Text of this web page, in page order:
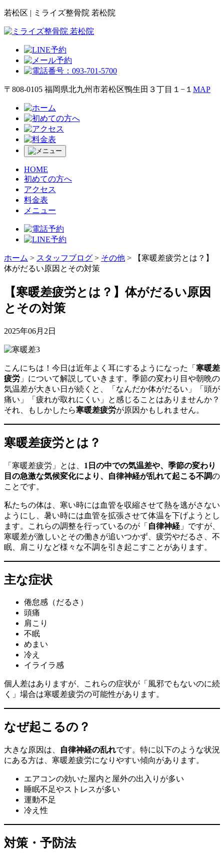
若松区 | ミライズ整骨院 若松院
〒808-0105 福岡県北九州市若松区鴨生田３丁目１−１ MAP
HOME
初めての方へ
アクセス
料金表
メニュー
ホーム > スタッフブログ > その他 >
【寒暖差疲労とは？】
体がだるい原因とその対策
【寒暖差疲労とは？】体がだるい原因
とその対策
2025年06月2日
こんにちは！今日は近年よく耳にするようになった「 寒暖差
疲労 」について解説していきます。季節の変わり目や朝晩の
気温差が大きい日が続くと、「なんだか体がだるい」「頭が
痛い」「疲れが取れにくい」と感じることはありませんか？
それ、もしかしたら寒暖差疲労が原因かもしれません。
寒暖差疲労とは？
「寒暖差疲労」とは、 1日の中での気温差や、季節の変わり
目の急激な気候変化により、自律神経が乱れて起こる不調の
ことです。
私たちの体は、寒い時には血管を収縮させて熱を逃がさない
ようにし、暑い時には血管を拡張させて体温を下げようとし
ます。これらの調整を行っているのが「 自律神経 」ですが、
寒暖差が激しいとその働きが追いつかず、疲労やだるさ、不
眠、肩こりなど様々な不調を引き起こすことがあります。
主な症状
倦怠感（だるさ）
頭痛
肩こり
不眠
めまい
冷え
イライラ感
個人差はありますが、これらの症状が「風邪でもないのに続
く」場合は寒暖差疲労の可能性があります。
なぜ起こるの？
大きな原因は、 自律神経の乱れです。特に以下のような状況
にある方は、寒暖差疲労になりやすい傾向があります。
エアコンの効いた屋内と屋外の出入りが多い
睡眠不足やストレスが多い
運動不足
冷え性
対策・予防法